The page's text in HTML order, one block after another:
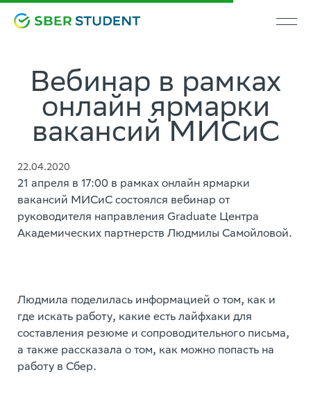
Вебинар в рамках
онлайн ярмарки
вакансий МИСиС
22.04.2020
21 апреля в 17:00 в рамках онлайн ярмарки
вакансий МИСиС состоялся вебинар от
руководителя направления Graduate Центра
Академических партнерств Людмилы Самойловой.
Людмила поделилась информацией о том, как и
где искать работу, какие есть лайфхаки для
составления резюме и сопроводительного письма,
а также рассказала о том, как можно попасть на
работу в Сбер.